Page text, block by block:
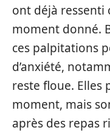
ont déjà ressenti
moment donné.
ces palpitations
d’anxiété,
reste floue. Elles
moment, mais
après des repas